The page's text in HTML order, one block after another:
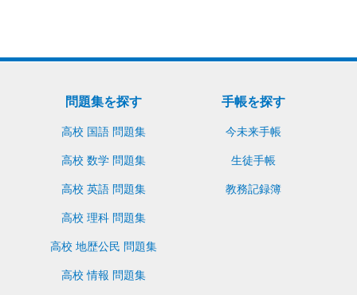
問題集を探す
高校 国語 問題集
高校 数学 問題集
高校 英語 問題集
高校 理科 問題集
高校 地歴公民 問題集
高校 情報 問題集
手帳を探す
今未来手帳
生徒手帳
教務記録簿